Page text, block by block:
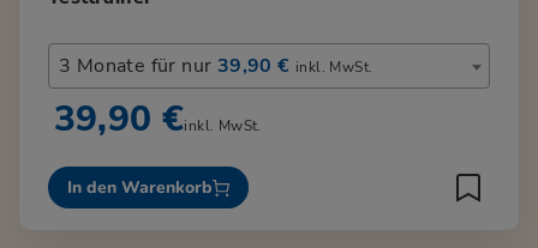
3 Monate für nur 39,90 € inkl. MwSt.
39,90 €inkl. MwSt.
In den Warenkorb